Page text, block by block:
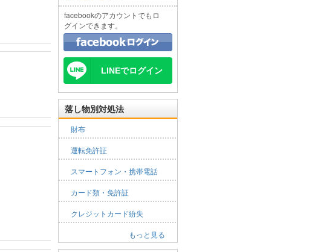
facebookのアカウントでもロ
グインできます。
LINEでログイン
落し物別対処法
財布
運転免許証
スマートフォン・携帯電話
カード類・免許証
クレジットカード紛失
もっと見る